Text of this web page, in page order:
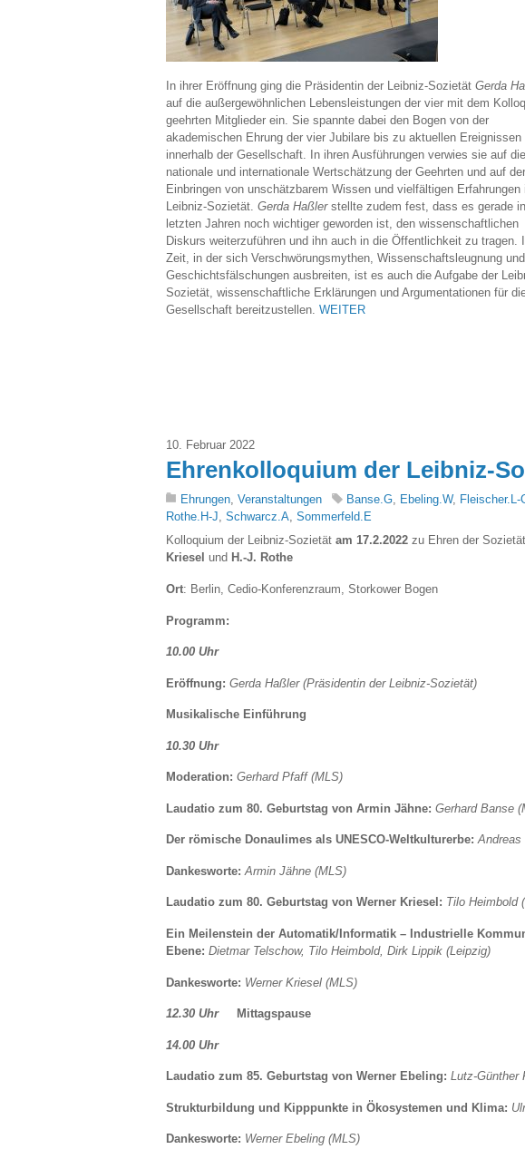
In ihrer Eröffnung ging die Präsidentin der Leibniz-Sozietät Gerda
auf die außergewöhnlichen Lebensleistungen der vier mit dem
geehrten Mitglieder ein. Sie spannte dabei den Bogen von der
akademischen Ehrung der vier Jubilare bis zu aktuellen Ereignissen
innerhalb der Gesellschaft. In ihren Ausführungen verwies sie auf
nationale und internationale Wertschätzung der Geehrten und auf
Einbringen von unschätzbarem Wissen und vielfältigen Erfahrungen
Leibniz-Sozietät. Gerda Haßlerstellte zudem fest, dass es gerade
letzten Jahren noch wichtiger geworden ist, den wissenschaftlichen
Diskurs weiterzuführen und ihn auch in die Öffentlichkeit zu tragen.
Zeit, in der sich Verschwörungsmythen, Wissenschaftsleugnung und
Geschichtsfälschungen ausbreiten, ist es auch die Aufgabe der
Sozietät, wissenschaftliche Erklärungen und Argumentationen für
Gesellschaft bereitzustellen. WEITER
10. Februar 2022
Ehrenkolloquium der Leibniz-
Ehrungen, Veranstaltungen Banse.G, Ebeling.W, Fleischer.L-
Rothe.H-J, Schwarcz.A, Sommerfeld.E
Kolloquium der Leibniz-Sozietät am 17.2.2022 zu Ehren der
Kriesel und H.-J. Rothe
Ort: Berlin, Cedio-Konferenzraum, Storkower Bogen
Programm:
10.00 Uhr
Eröffnung: Gerda Haßler (Präsidentin der Leibniz-Sozietät)
Musikalische Einführung
10.30 Uhr
Moderation: Gerhard Pfaff (MLS)
Laudatio zum 80. Geburtstag von Armin Jähne: Gerhard Banse
Der römische Donaulimes als UNESCO-Weltkulturerbe:Andreas
Dankesworte: Armin Jähne (MLS)
Laudatio zum 80. Geburtstag von Werner Kriesel: Tilo Heimbold
Ein Meilenstein der Automatik/Informatik – Industrielle
Ebene: Dietmar Telschow, Tilo Heimbold, Dirk Lippik (Leipzig)
Dankesworte: Werner Kriesel (MLS)
12.30 UhrMittagspause
14.00 Uhr
Laudatio zum 85. Geburtstag von Werner Ebeling: Lutz-Günther
Strukturbildung und Kipppunkte in Ökosystemen und Klima:
Dankesworte: Werner Ebeling (MLS)